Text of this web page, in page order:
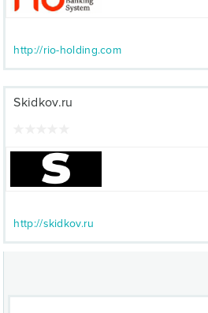
http://rio-holding.com
Skidkov.ru
http://skidkov.ru